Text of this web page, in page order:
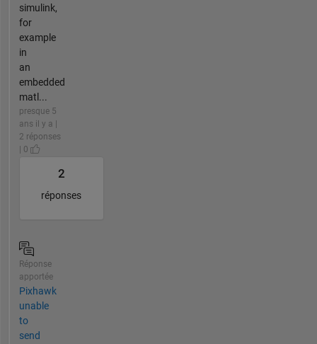
simulink,
for
example
in
an
embedded
matl...
presque 5
ans il y a |
2 réponses
| 0
2
réponses
Réponse
apportée
Pixhawk
unable
to
send